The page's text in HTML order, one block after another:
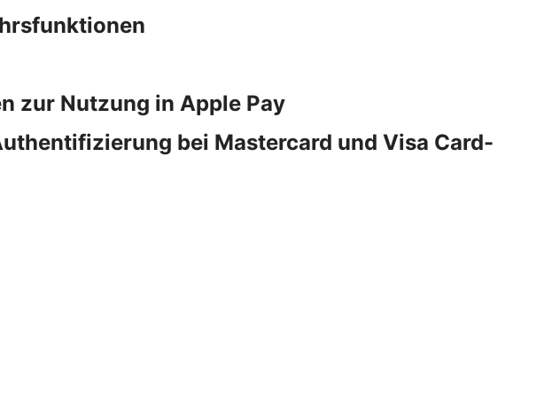
zur Nutzung in Apple Pay
bei Mastercard und Visa Card-